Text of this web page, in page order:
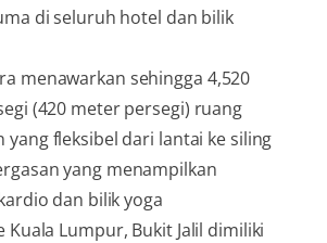
di seluruh hotel dan bilik
menawarkan sehingga 4,520
(420 meter persegi) ruang
yang fleksibel dari lantai ke siling
yang menampilkan
dan bilik yoga
Kuala Lumpur, Bukit Jalil dimiliki